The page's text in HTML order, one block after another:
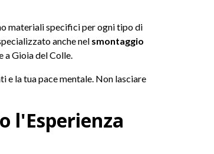
materiali specifici per ogni tipo di
anche nel smontaggio
a Gioia del Colle.
la tua pace mentale. Non lasciare
l'Esperienza